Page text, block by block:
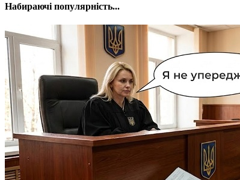
Набираючі популярність...